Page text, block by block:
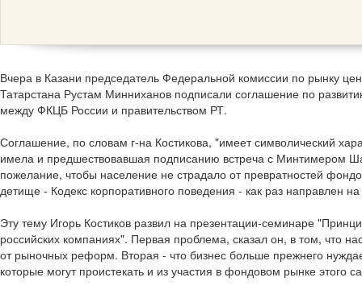
Вчера в Казани председатель Федеральной комиссии по рынку
Татарстана Рустам Минниханов подписали соглашение по
между ФКЦБ России и правительством РТ.
Соглашение, по словам г-на Костикова, "имеет символический
имела и предшествовавшая подписанию встреча с Минтимером
пожелание, чтобы население не страдало от превратностей
детище - Кодекс корпоративного поведения - как раз направлен
Эту тему Игорь Костиков развил на презентации-семинаре
российских компаниях". Первая проблема, сказал он, в том, что
от рыночных реформ. Вторая - что бизнес больше прежнего
которые могут проистекать и из участия в фондовом рынке этого